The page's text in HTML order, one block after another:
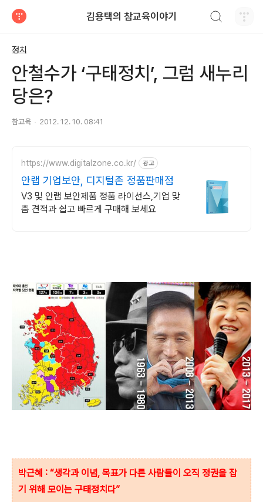
김용택의 참교육이야기
정치
안철수가 ‘구태정치’, 그럼 새누리
당은?
참교육 2012. 12. 10. 08:41
https://www.digitalzone.co.kr/ 광고
안랩 기업보안, 디지털존 정품판매점
V3 및 안랩 보안제품 정품 라이선스,기업 맞
춤 견적과 쉽고 빠르게 구매해 보세요
박근혜 : “생각과 이념, 목표가 다른 사람들이 오직 정권을 잡
기 위해 모이는 구태정치다”